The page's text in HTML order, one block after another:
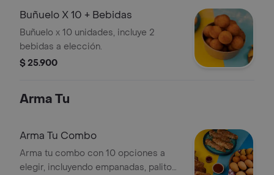
Buñuelo X 10 + Bebidas
Buñuelo x 10 unidades, incluye 2
bebidas a elección.
$ 25.900
Arma Tu
Arma Tu Combo
Arma tu combo con 10 opciones a
elegir, incluyendo empanadas, palitos